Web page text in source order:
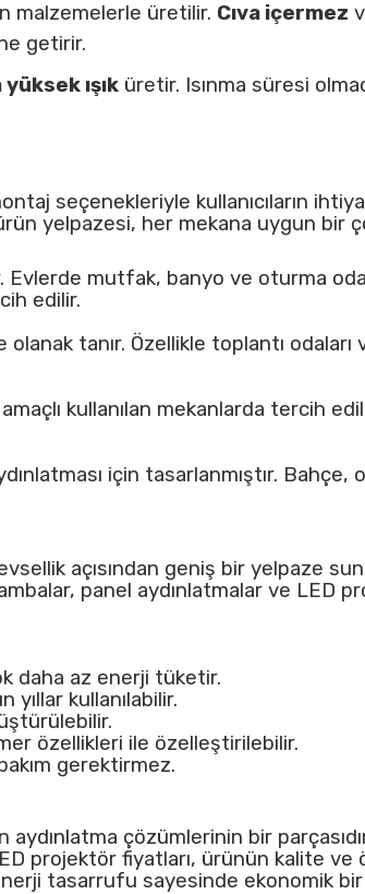
malzemelerle üretilir. Cıva içermez
getirir.
yüksek ışık üretir. Isınma süresi
seçenekleriyle kullanıcıların
yelpazesi, her mekana uygun bir
mutfak, banyo ve oturma
edilir.
tanır. Özellikle toplantı
kullanılan mekanlarda tercih
için tasarlanmıştır. Bahçe,
açısından geniş bir yelpaze
panel aydınlatmalar ve LED
daha az enerji tüketir.
kullanılabilir.
özellikleri ile özelleştirilebilir.
gerektirmez.
çözümlerinin bir
projektör fiyatları, ürünün kalite
tasarrufu sayesinde ekonomik